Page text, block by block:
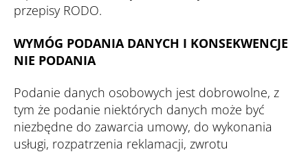
przepisy RODO.
WYMÓG PODANIA DANYCH I KONSEKWENCJE
NIE PODANIA
Podanie danych osobowych jest dobrowolne, z
tym że podanie niektórych danych może być
niezbędne do zawarcia umowy, do wykonania
usługi, rozpatrzenia reklamacji, zwrotu